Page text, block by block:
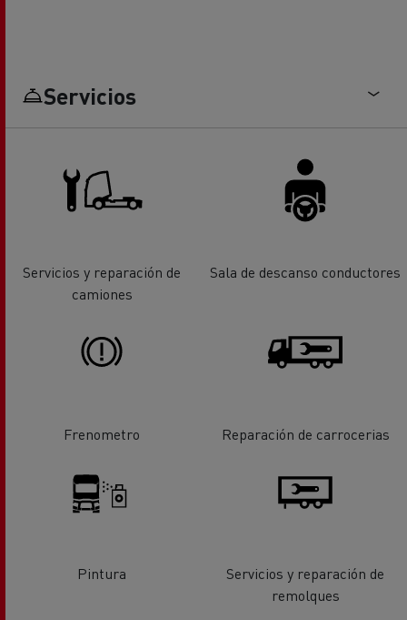
Servicios
Servicios y reparación de
camiones
Sala de descanso conductores
Frenometro Reparación de carrocerias
Pintura
Servicios y reparación de
remolques